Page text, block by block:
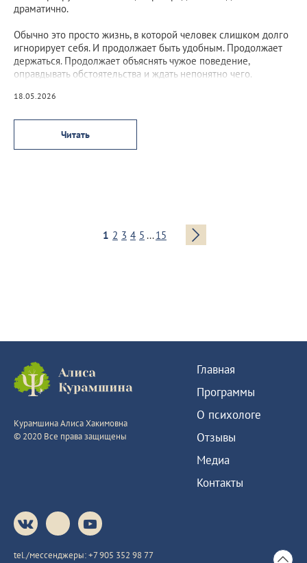
драматично.
Обычно это просто жизнь, в которой человек слишком долго
игнорирует себя. И продолжает быть удобным. Продолжает
держаться. Продолжает объяснять чужое поведение,
оправдывать обстоятельства и ждать непонятно чего.
18.05.2026
Читать
1 2 3 4 5 ...15
Курамшина Алиса Хакимовна
© 2020 Все права защищены
Главная
Программы
О психологе
Отзывы
Медиа
Контакты
tel./мессенджеры:+7 905 352 98 77